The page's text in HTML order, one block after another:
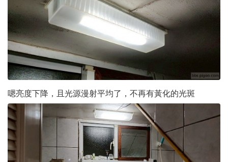
嗯亮度下降，且光源漫射平均了，不再有黃化的光斑